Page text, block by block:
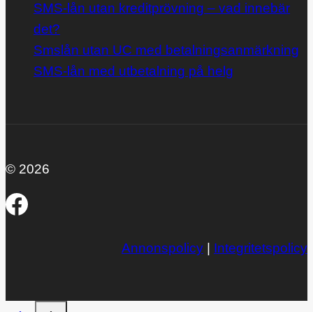
SMS-lån utan kreditprövning – vad innebär
det?
Smslån utan UC med betalningsanmärkning
SMS-lån med utbetalning på helg
© 2026
Annonspolicy Integritetspolicy